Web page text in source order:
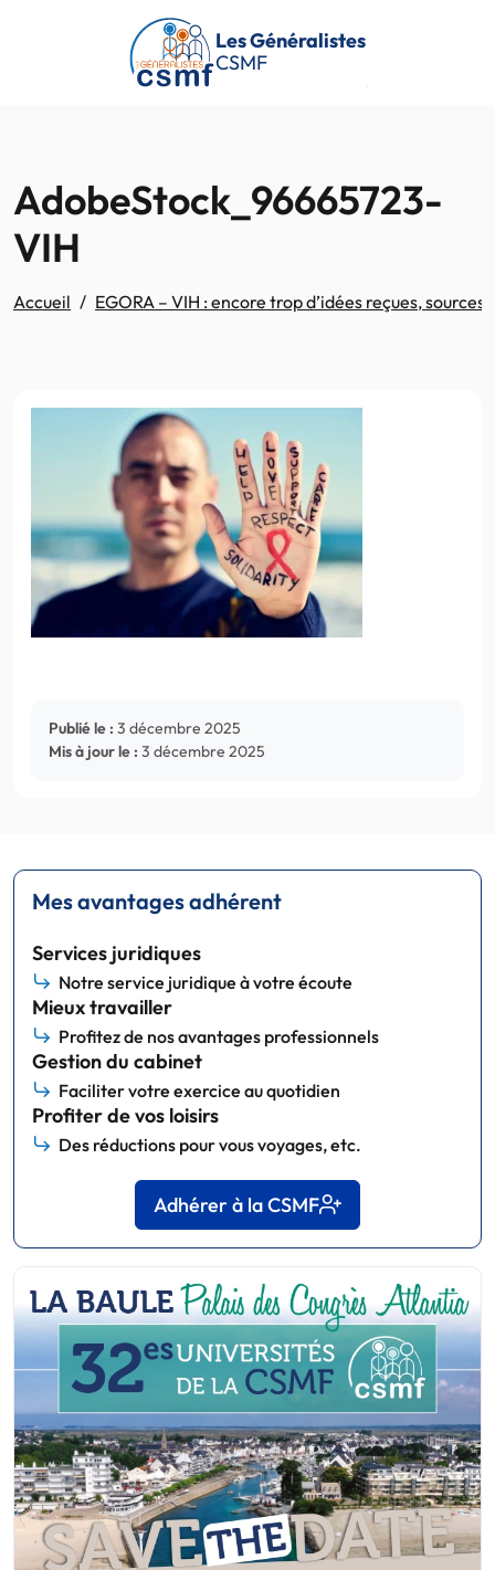
Passer au contenu principal
Les Généralistes
CSMF
AdobeStock_96665723-
VIH
Accueil EGORA – VIH : encore trop d’idées reçues,
Publié le : 3 décembre 2025
Mis à jour le : 3 décembre 2025
Mes avantages adhérent
Services juridiques
Notre service juridique à votre écoute
Mieux travailler
Profitez de nos avantages professionnels
Gestion du cabinet
Faciliter votre exercice au quotidien
Profiter de vos loisirs
Des réductions pour vous voyages, etc.
Adhérer à la CSMF